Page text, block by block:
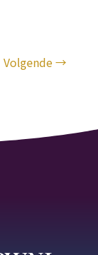
Volgende→